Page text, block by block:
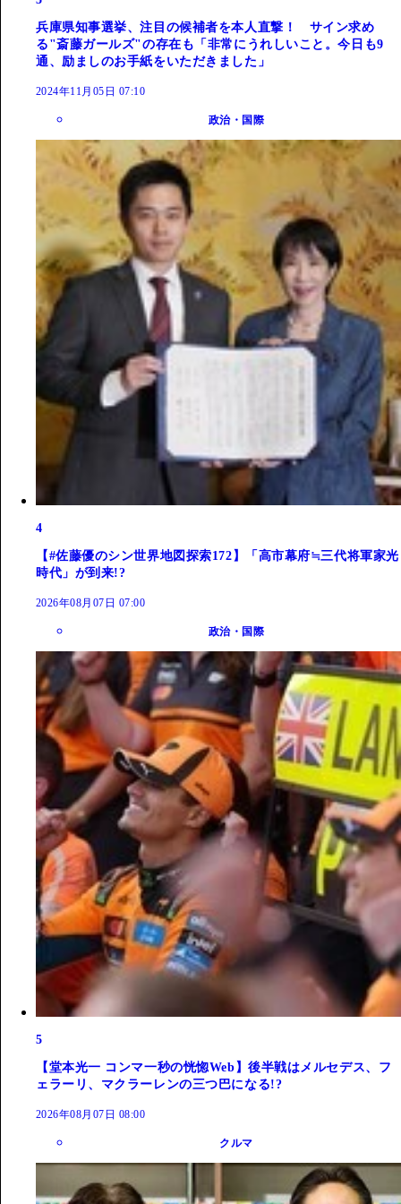
兵庫県知事選挙、注目の候補者を本人直撃！ サイン求め
る"斎藤ガールズ"の存在も「非常にうれしいこと。今日も9
通、励ましのお手紙をいただきました」
2024年11月05日 07:10
政治・国際
4
【#佐藤優のシン世界地図探索172】「高市幕府≒三代将軍家光
時代」が到来!?
2026年08月07日 07:00
政治・国際
5
【堂本光一 コンマ一秒の恍惚Web】後半戦はメルセデス、フ
ェラーリ、マクラーレンの三つ巴になる!?
2026年08月07日 08:00
クルマ